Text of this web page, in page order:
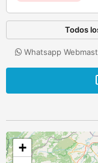
Todos
Whatsapp
+